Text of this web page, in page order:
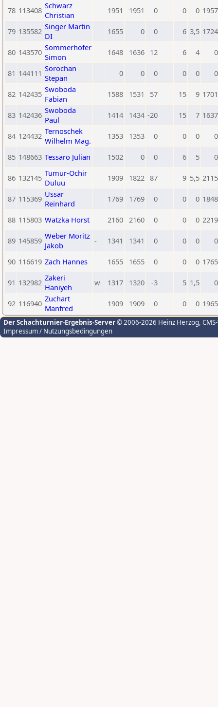
78 113408 Schwarz
Christian
1951 1951 0 0 0 1957
79 135582 Singer Martin
DI
1655 0 0 6 3,5 1724
80 143570 Sommerhofer
Simon
1648 1636 12 6 4 0
81 144111 Sorochan
Stepan
0 0 0 0 0 0
82 142435 Swoboda
Fabian
1588 1531 57 15 9 1701
83 142436 Swoboda
Paul
1414 1434 -20 15 7 1637
84 124432 Ternoschek
Wilhelm Mag.
1353 1353 0 0 0 0
85 148663 Tessaro Julian 1502 0 0 6 5 0
86 132145 Tumur-Ochir
Duluu
1909 1822 87 9 5,5 2115
87 115369 Ussar
Reinhard
1769 1769 0 0 0 1848
88 115803 Watzka Horst 2160 2160 0 0 0 2219
89 145859 Weber Moritz
Jakob
- 1341 1341 0 0 0 0
90 116619 Zach Hannes 1655 1655 0 0 0 1765
91 132982 Zakeri
Haniyeh
w 1317 1320 -3 5 1,5 0
92 116940 Zuchart
Manfred
1909 1909 0 0 0 1965
Der Schachturnier-Ergebnis-Server© 2006-2026 Heinz Herzog,
Impressum / Nutzungsbedingungen